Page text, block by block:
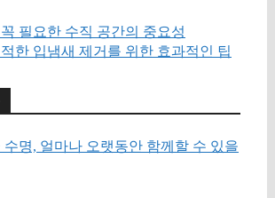
필요한 수직 공간의 중요성
한 입냄새 제거를 위한 효과적인 팁
수명, 얼마나 오랫동안 함께할 수 있을